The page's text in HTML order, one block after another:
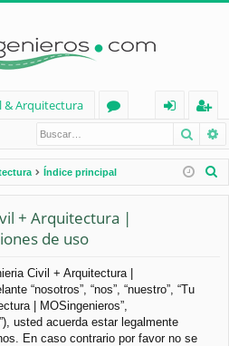
& Arquitectura
os
nt
ifi
eg
ist
ra
Índice principal
+ Arquitectura |
de uso
Civil + Arquitectura |
“nosotros”, “nos”, “nuestro”, “Tu
| MOSingenieros”,
usted acuerda estar legalmente
En caso contrario por favor no se